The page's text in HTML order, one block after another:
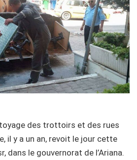
des trottoirs et des rues
il y a un an, revoit le jour cette
dans le gouvernorat de l’Ariana.